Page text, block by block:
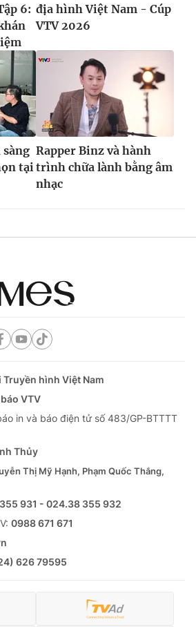
6: địa hình Việt Nam - Cúp
VTV 2026
sàng
tại
Rapper Binz và hành
trình chữa lành bằng âm
nhạc
Truyền hình Việt Nam
VTV
in và báo điện tử số 483/GP-BTTTT
Thủy
Thị Mỹ Hạnh, Phạm Quốc Thắng,
931 - 024.38 355 932
0988 671 671
626 79595